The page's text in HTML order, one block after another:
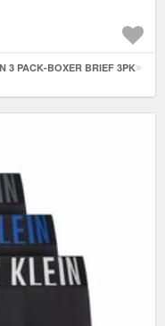
PACK-BOXER BRIEF 3PK